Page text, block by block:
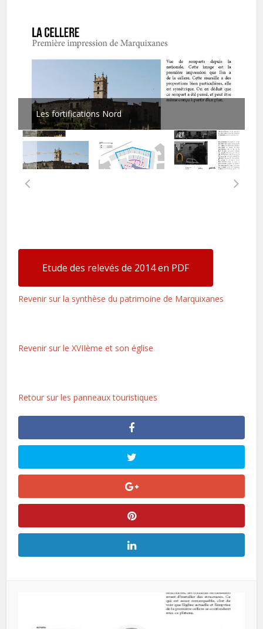
Les fortifications Nord
Etude des relevés de 2014 en PDF
Revenir sur la synthèse du patrimoine de Marquixanes
Revenir sur le XVIIème et son église
Retour sur les panneaux touristiques